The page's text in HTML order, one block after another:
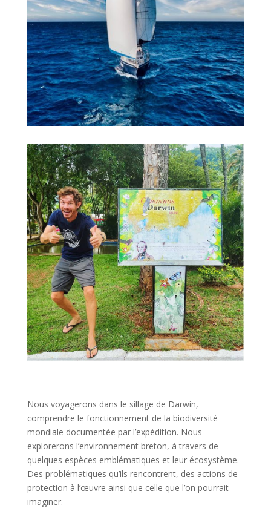
Nous voyagerons dans le sillage de Darwin,
comprendre le fonctionnement de la biodiversité
mondiale documentée par l’expédition. Nous
explorerons l’environnement breton, à travers de
quelques espèces emblématiques et leur écosystème.
Des problématiques qu’ils rencontrent, des actions de
protection à l’œuvre ainsi que celle que l’on pourrait
imaginer.